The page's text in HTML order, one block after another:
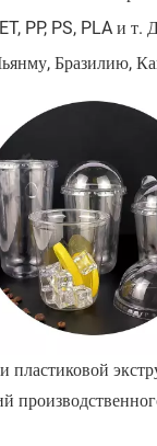
PP, PS, PLA и
Бразилию,
пластиковой